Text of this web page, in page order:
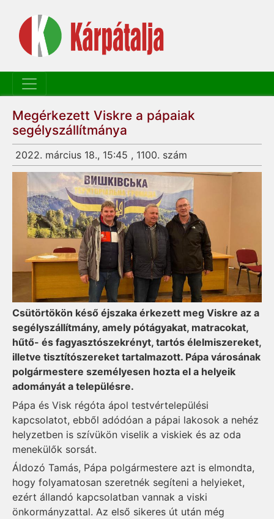
Megérkezett Viskre a pápaiak
segélyszállítmánya
2022. március 18., 15:45 , 1100. szám
Csütörtökön késő éjszaka érkezett meg Viskre az a
segélyszállítmány, amely pótágyakat, matracokat,
hűtő- és fagyasztószekrényt, tartós élelmiszereket,
illetve tisztítószereket tartalmazott. Pápa városának
polgármestere személyesen hozta el a helyeik
adományát a településre.
Pápa és Visk régóta ápol testvértelepülési
kapcsolatot, ebből adódóan a pápai lakosok a nehéz
helyzetben is szívükön viselik a viskiek és az oda
menekülők sorsát.
Áldozó Tamás, Pápa polgármestere azt is elmondta,
hogy folyamatosan szeretnék segíteni a helyieket,
ezért állandó kapcsolatban vannak a viski
önkormányzattal. Az első sikeres út után még